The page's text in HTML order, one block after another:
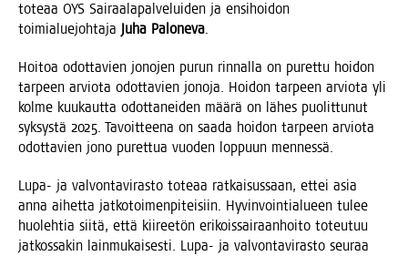
tote­aa OYS Sai­raa­la­pal­ve­lui­den ja ensi­hoi­don
toi­mia­lue­joh­ta­ja
Juha Palo­ne­va.
Hoi­toa odot­ta­vien jono­jen purun rin­nal­la on puret­tu hoi­don
tar­peen arvio­ta odot­ta­vien jono­ja. Hoi­don tar­peen arvio­ta yli
kol­me kuu­kaut­ta odot­ta­nei­den mää­rä on lähes puo­lit­tu­nut
syk­sys­tä 2025. Tavoit­tee­na on saa­da hoi­don tar­peen arvio­ta
odot­ta­vien jono puret­tua vuo­den lop­puun mennessä.
Lupa- ja val­von­ta­vi­ras­to tote­aa rat­kai­sus­saan, ettei asia
anna aihet­ta jat­ko­toi­men­pi­tei­siin. Hyvin­voin­tia­lu­een tulee
huo­leh­tia sii­tä, että kii­ree­tön eri­kois­sai­raan­hoi­to toteu­tuu
jat­kos­sa­kin lain­mu­kai­ses­ti. Lupa- ja val­von­ta­vi­ras­to seu­raa